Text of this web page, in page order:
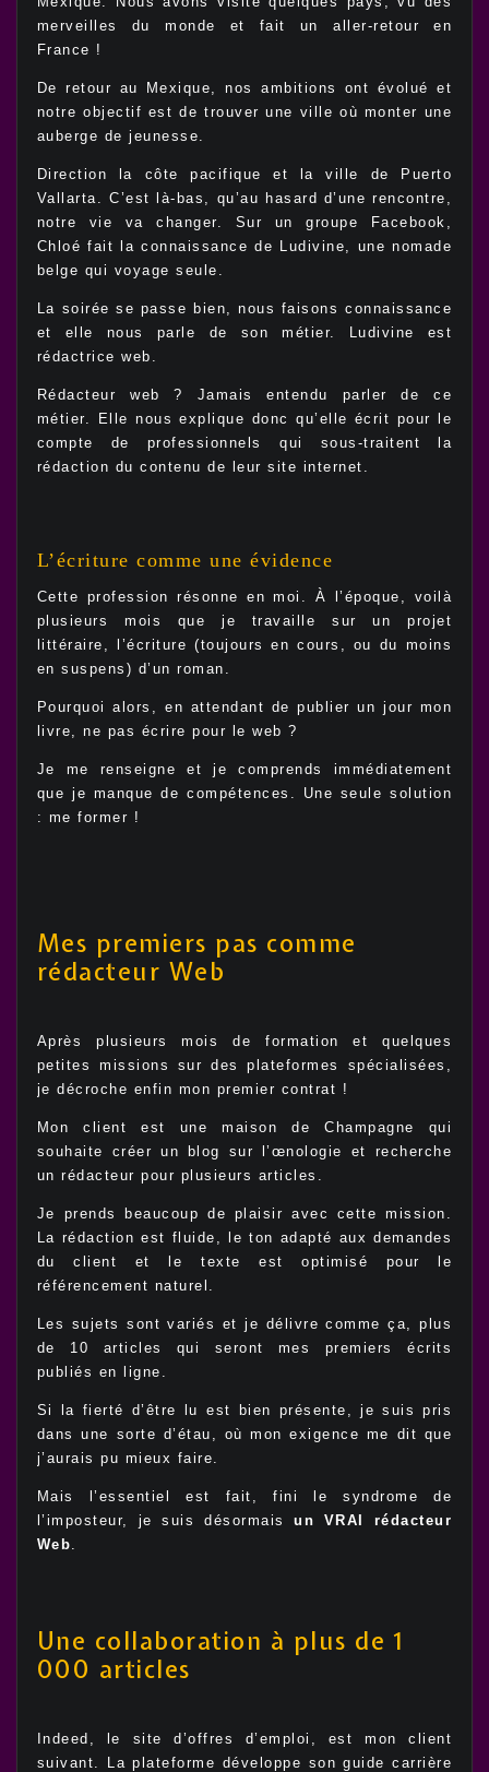
merveilles du monde et fait un aller-retour en
France !
De retour au Mexique, nos ambitions ont évolué et
notre objectif est de trouver une ville où monter une
auberge de jeunesse.
Direction la côte pacifique et la ville de Puerto
Vallarta. C’est là-bas, qu’au hasard d’une rencontre,
notre vie va changer. Sur un groupe Facebook,
Chloé fait la connaissance de Ludivine, une nomade
belge qui voyage seule.
La soirée se passe bien, nous faisons connaissance
et elle nous parle de son métier. Ludivine est
rédactrice web.
Rédacteur web ? Jamais entendu parler de ce
métier. Elle nous explique donc qu’elle écrit pour le
compte de professionnels qui sous-traitent la
rédaction du contenu de leur site internet.
L’écriture comme une évidence
Cette profession résonne en moi. À l’époque, voilà
plusieurs mois que je travaille sur un projet
littéraire, l’écriture (toujours en cours, ou du moins
en suspens) d’un roman.
Pourquoi alors, en attendant de publier un jour mon
livre, ne pas écrire pour le web ?
Je me renseigne et je comprends immédiatement
que je manque de compétences. Une seule solution
: me former !
Mes premiers pas comme
rédacteur Web
Après plusieurs mois de formation et quelques
petites missions sur des plateformes spécialisées,
je décroche enfin mon premier contrat !
Mon client est une maison de Champagne qui
souhaite créer un blog sur l’œnologie et recherche
un rédacteur pour plusieurs articles.
Je prends beaucoup de plaisir avec cette mission.
La rédaction est fluide, le ton adapté aux demandes
du client et le texte est optimisé pour le
référencement naturel.
Les sujets sont variés et je délivre comme ça, plus
de 10 articles qui seront mes premiers écrits
publiés en ligne.
Si la fierté d’être lu est bien présente, je suis pris
dans une sorte d’étau, où mon exigence me dit que
j’aurais pu mieux faire.
Mais l’essentiel est fait, fini le syndrome de
l’imposteur, je suis désormaisun VRAI rédacteur
Web
Une collaboration à plus de 1
000 articles
Indeed, le site d’offres d’emploi, est mon client
suivant. La plateforme développe son guide carrière